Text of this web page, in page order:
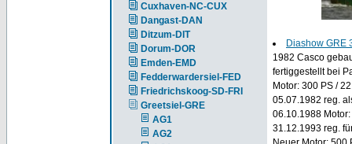
Cuxhaven-NC-CUX
Dangast-DAN
Ditzum-DIT
Dorum-DOR
Emden-EMD
Fedderwardersiel-FED
Friedrichskoog-SD-FRI
Greetsiel-GRE
AG1
AG2
Diashow GRE
1982 Casco
fertiggestellt bei
Motor: 300 PS /
05.07.1982 reg.
06.10.1988
31.12.1993 reg.